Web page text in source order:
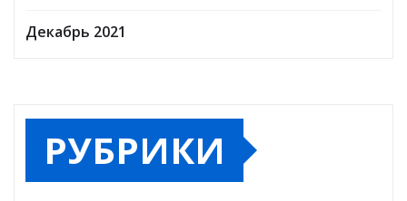
Декабрь 2021
РУБРИКИ